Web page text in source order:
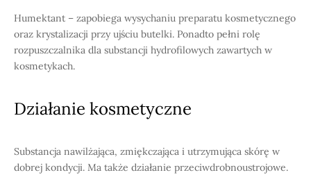
Humektant – zapobiega wysychaniu preparatu kosmetycznego
oraz krystalizacji przy ujściu butelki. Ponadto pełni rolę
rozpuszczalnika dla substancji hydrofilowych zawartych w
kosmetykach.
Działanie kosmetyczne
Substancja nawilżająca, zmiękczająca i utrzymująca skórę w
dobrej kondycji. Ma także działanie przeciwdrobnoustrojowe.